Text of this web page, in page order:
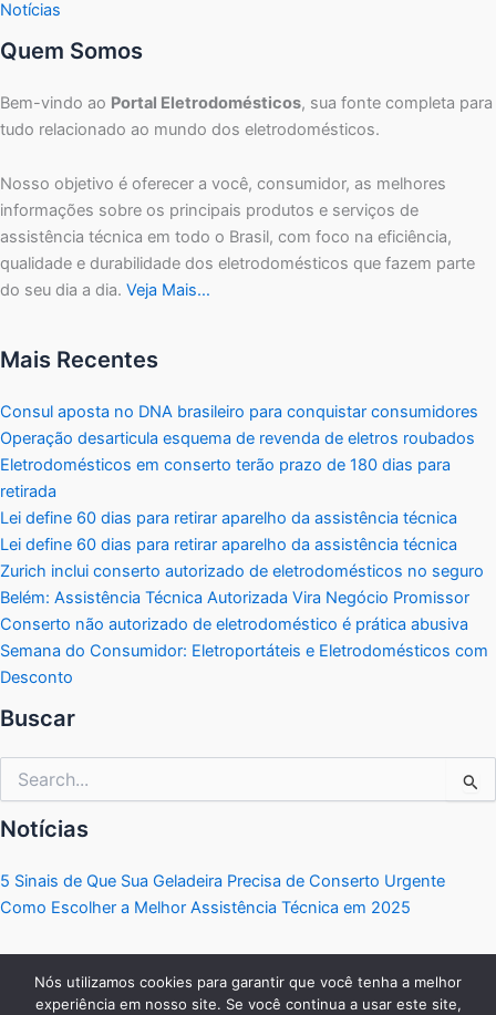
Notícias
Quem Somos
Bem-vindo ao Portal Eletrodomésticos, sua fonte completa para
tudo relacionado ao mundo dos eletrodomésticos.
Nosso objetivo é oferecer a você, consumidor, as melhores
informações sobre os principais produtos e serviços de
assistência técnica em todo o Brasil, com foco na eficiência,
qualidade e durabilidade dos eletrodomésticos que fazem parte
do seu dia a dia. Veja Mais…
Mais Recentes
Consul aposta no DNA brasileiro para conquistar consumidores
Operação desarticula esquema de revenda de eletros roubados
Eletrodomésticos em conserto terão prazo de 180 dias para
retirada
Lei define 60 dias para retirar aparelho da assistência técnica
Lei define 60 dias para retirar aparelho da assistência técnica
Zurich inclui conserto autorizado de eletrodomésticos no seguro
Belém: Assistência Técnica Autorizada Vira Negócio Promissor
Conserto não autorizado de eletrodoméstico é prática abusiva
Semana do Consumidor: Eletroportáteis e Eletrodomésticos com
Desconto
Buscar
por:
Notícias
5 Sinais de Que Sua Geladeira Precisa de Conserto Urgente
Como Escolher a Melhor Assistência Técnica em 2025
Nós utilizamos cookies para garantir que você tenha a melhor
experiência em nosso site. Se você continua a usar este site,